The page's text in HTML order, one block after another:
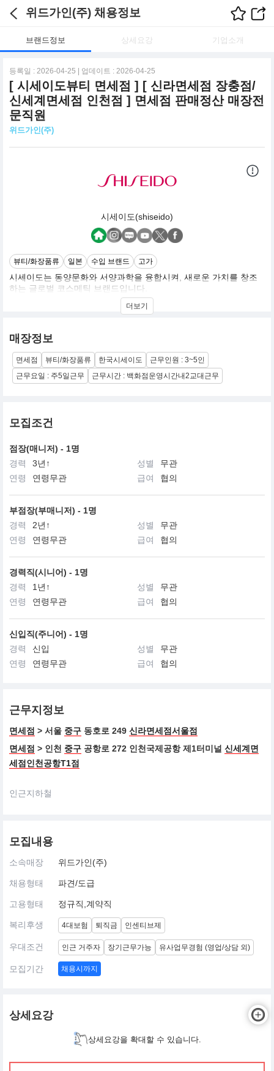
위드가인(주) 채용정보
브랜드정보 상세요강 기업소개
등록일 : 2026-04-25 | 업데이트 : 2026-04-25
[ 시세이도뷰티 면세점 ] [ 신라면세점 장충점/
신세계면세점 인천점 ] 면세점 판매정산 매장전
문직원
위드가인(주)
시세이도(shiseido)
뷰티/화장품류 일본 수입 브랜드 고가
시세이도는 동양문화와 서양과학을 융합시켜, 새로운 가치를 창조
하는 글로벌 코스메틱 브랜드입니다.
시세이도(資生堂)는 중국의 고전인 역경, 『「至哉坤元 萬物資生 乃
順承天」(대지의 덕에 의해 모든사물은 생성된다)』에서 유래하여
창조,개발하여 인간을 아름다움의 세계로 인도한다는 시세이도의
정신을 의미합니다.
더보기
매장정보
면세점 뷰티/화장품류 한국시세이도
근무인원 : 3~5인
근무요일 : 주5일근무
근무시간 : 백화점운영시간내2교대근무
모집조건
점장(매니저) - 1명
경력
3년↑ 성별
무관
연령
연령무관 급여 협의
부점장(부매니저) - 1명
경력
2년↑ 성별
무관
연령
연령무관 급여 협의
경력직(시니어) - 1명
경력
1년↑ 성별
무관
연령
연령무관 급여 협의
신입직(주니어) - 1명
경력
신입 성별
무관
연령
연령무관 급여 협의
근무지정보
면세점 > 서울 중구 동호로 249 신라면세점서울점
면세점 > 인천 중구 공항로 272 인천국제공항 제1터미널 신세계면
세점인천공항T1점
인근지하철
모집내용
소속매장 위드가인(주)
채용형태 파견/도급
고용형태 정규직,계약직
복리후생 4대보험 퇴직금 인센티브제
우대조건 인근 거주자 장기근무가능 유사업무경험 (영업/상담 외)
모집기간 채용시까지
상세요강
상세요강을 확대할 수 있습니다.